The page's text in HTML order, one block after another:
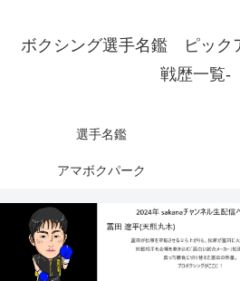
ボクシング選手名鑑 ピッ
戦歴一覧-
選手名鑑
アマボクパーク